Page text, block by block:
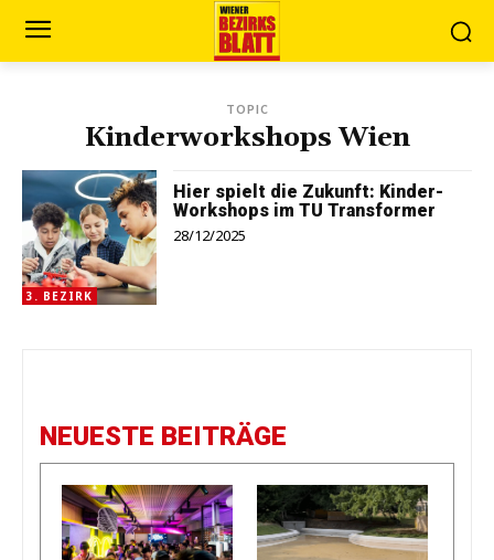
TOPIC
Kinderworkshops Wien
3. BEZIRK
Hier spielt die Zukunft: Kinder-
Workshops im TU Transformer
28/12/2025
NEUESTE BEITRÄGE